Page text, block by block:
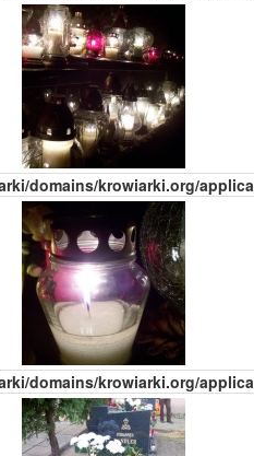
domains/krowiarki.org/
domains/krowiarki.org/